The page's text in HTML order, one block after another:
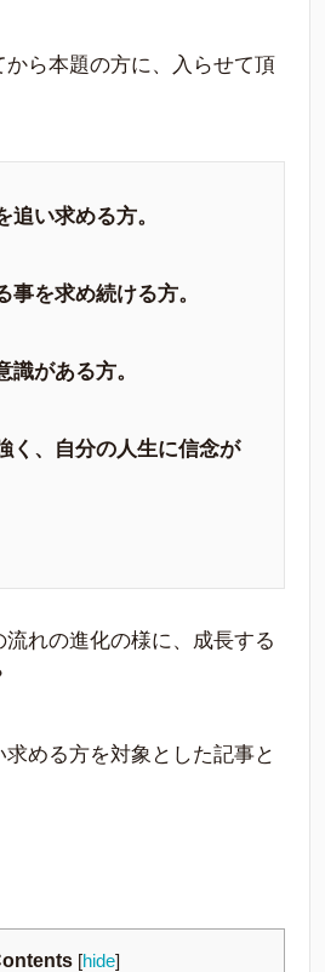
ら本題の方に、入らせて頂
追い求める方。
事を求め続ける方。
識がある方。
く、自分の人生に信念が
れの進化の様に、成長する
める方を対象とした記事と
[hide]